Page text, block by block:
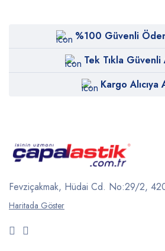
%100 Güvenli
Tek Tıkla Güvenli
Kargo Alıcıya
Fevziçakmak, Hüdai Cd. No:29/2,
Haritada Göster